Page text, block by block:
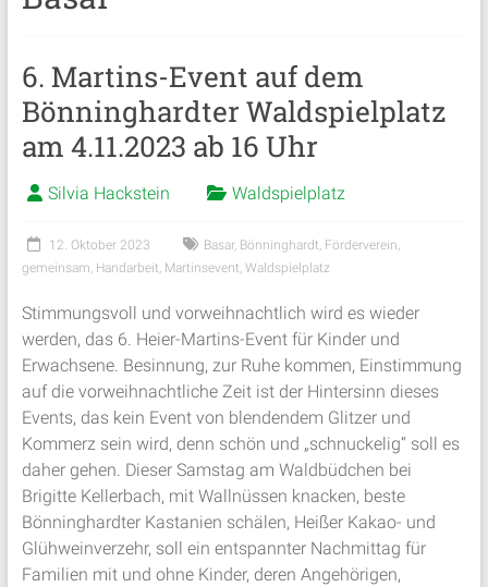
6. Martins-Event auf dem
Bönninghardter Waldspielplatz
am 4.11.2023 ab 16 Uhr
Silvia Hackstein Waldspielplatz
12. Oktober 2023 Basar, Bönninghardt, Förderverein,
gemeinsam, Handarbeit, Martinsevent, Waldspielplatz
Stimmungsvoll und vorweihnachtlich wird es wieder
werden, das 6. Heier-Martins-Event für Kinder und
Erwachsene. Besinnung, zur Ruhe kommen, Einstimmung
auf die vorweihnachtliche Zeit ist der Hintersinn dieses
Events, das kein Event von blendendem Glitzer und
Kommerz sein wird, denn schön und „schnuckelig“ soll es
daher gehen. Dieser Samstag am Waldbüdchen bei
Brigitte Kellerbach, mit Wallnüssen knacken, beste
Bönninghardter Kastanien schälen, Heißer Kakao- und
Glühweinverzehr, soll ein entspannter Nachmittag für
Familien mit und ohne Kinder, deren Angehörigen,